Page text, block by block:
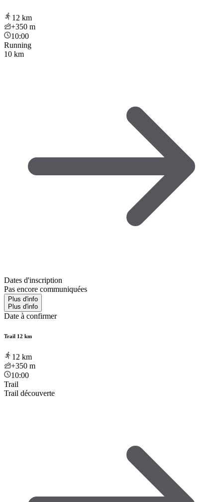
12 km
+350 m
10:00
Running
10 km
Dates d'inscription
Pas encore communiquées
Plus d'info
Plus d'info
Date à confirmer
Trail 12 km
12 km
+350 m
10:00
Trail
Trail découverte